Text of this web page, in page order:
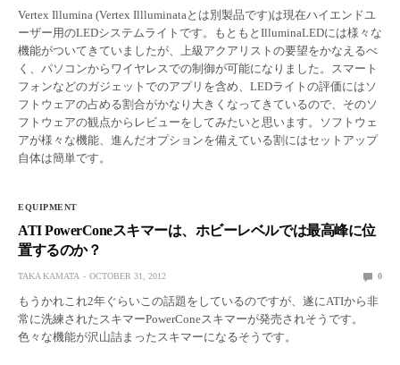
Vertex Illumina (Vertex Illluminataとは別製品です)は現在ハイエンドユ
ーザー用のLEDシステムライトです。もともとIlluminaLEDには様々な
機能がついてきていましたが、上級アクアリストの要望をかなえるべ
く、パソコンからワイヤレスでの制御が可能になりました。スマート
フォンなどのガジェットでのアプリを含め、LEDライトの評価にはソ
フトウェアの占める割合がかなり大きくなってきているので、そのソ
フトウェアの観点からレビューをしてみたいと思います。ソフトウェ
アが様々な機能、進んだオプションを備えている割にはセットアップ
自体は簡単です。
EQUIPMENT
ATI PowerConeスキマーは、ホビーレベルでは最高峰に位
置するのか？
TAKA KAMATA OCTOBER 31, 2012 0
もうかれこれ2年ぐらいこの話題をしているのですが、遂にATIから非
常に洗練されたスキマーPowerConeスキマーが発売されそうです。
色々な機能が沢山詰まったスキマーになるそうです。